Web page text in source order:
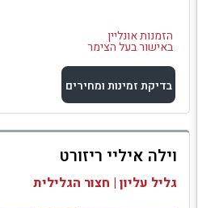
הזמנות אונליין
באישור בעל הצימר
בדיקת זמינות ומחירים
למתחם זה
בדיקת זמינות ומחירים
וילה איליי ריזורט
גליל עליון | חצור הגלילית